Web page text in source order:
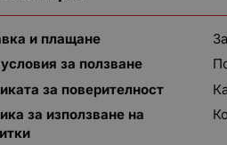
и плащане
за ползване
за поверителност
за използване на